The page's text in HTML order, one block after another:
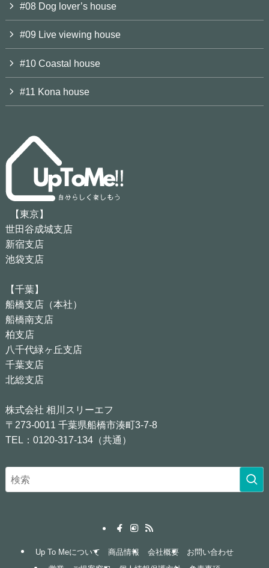
#08 Dog lover’s house
#09 Live viewing house
#10 Coastal house
#11 Kona house
【東京】
世田谷成城支店
新宿支店
池袋支店
【千葉】
船橋支店（本社）
船橋南支店
柏支店
八千代緑ヶ丘支店
千葉支店
北総支店
株式会社 相川スリーエフ
〒273-0011 千葉県船橋市湊町3-7-8
TEL：0120-317-134（共通）
Up To Meについて 商品情報 会社概要
お問い合わせ